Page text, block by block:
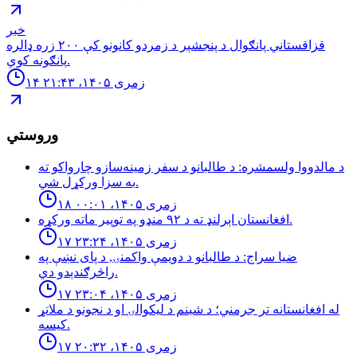
خبر
قزاقستاني پانګوال د پنجشېر د زمردو كانونو كې ٢٠٠ زره ډالره
پانګونه كوي.
۱۴ زمری ۱۴۰۵، ۲۱:۴۳
وروستي
د مالدووا ولسمشره: د طالبانو د سفر زمینه‌سازو چارواکو ته
به سزا ورکړل شي.
۱۸ زمری ۱۴۰۵، ۰۰:۰۱
افغانستان اېرلنډ ته د ٩٢ منډو په توپیر ماته وركړه.
۱۷ زمری ۱۴۰۵، ۲۳:۲۴
ضيا سراج: د طالبانو د دويمې واكمنۍ, د پاى نښې په
راڅرګندېدو دي.
۱۷ زمری ۱۴۰۵، ۲۳:۰۴
له افغانستانه تر جرمني؛ د شبنم د ليكوالۍ او د نجونو د ملاتړ
كيسه.
۱۷ زمری ۱۴۰۵، ۲۰:۳۲